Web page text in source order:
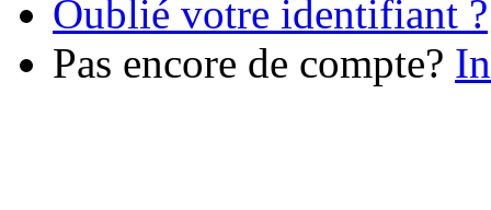
Oublié votre identifiant ?
Pas encore de compte?